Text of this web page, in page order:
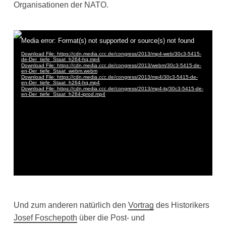
Organisationen der NATO.
Und zum anderen natürlich den Vortrag des Historikers
Josef Foschepoth über die Post- und